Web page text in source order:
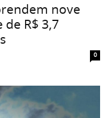
nove
R$ 3,7
0